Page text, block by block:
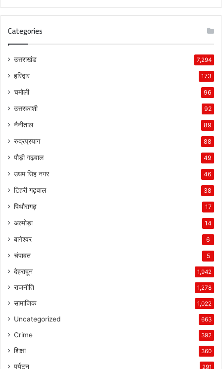
Categories
उत्तराखंड 7,294
हरिद्वार 173
चमोली 96
उत्तरकाशी 92
नैनीताल 89
रुद्रप्रयाग 88
पौड़ी गढ़वाल 49
उधम सिंह नगर 46
टिहरी गढ़वाल 38
पिथौरागढ़ 17
अल्मोड़ा 14
बागेश्वर 6
चंपावत 5
देहरादून 1,942
राजनीति 1,278
सामाजिक 1,022
Uncategorized 663
Crime 392
शिक्षा 360
पर्यटन 291